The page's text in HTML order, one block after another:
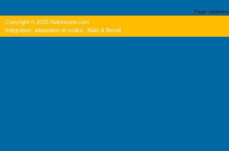
Page
Copyright © 2026 Klakinoumi.com
Intégration, adaptation et vodka : Klaki & Benoit